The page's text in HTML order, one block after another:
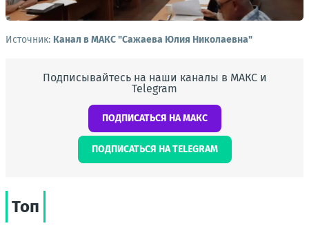
Источник: Канал в МАКС "Сажаева Юлия Николаевна"
Подписывайтесь на наши каналы в МАКС и
Telegram
ПОДПИСАТЬСЯ НА МАКС
ПОДПИСАТЬСЯ НА TELEGRAM
Топ